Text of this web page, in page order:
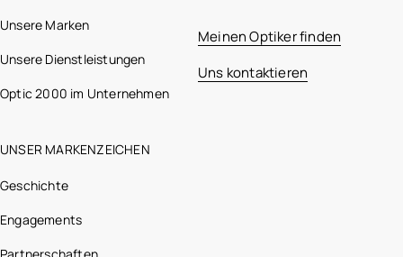
Unsere Marken
Unsere Dienstleistungen
Optic 2000 im Unternehmen
UNSER MARKENZEICHEN
Geschichte
Engagements
Partnerschaften
Meinen Optiker finden
Uns kontaktieren